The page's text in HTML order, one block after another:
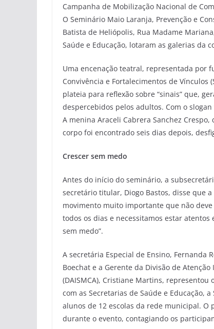
Campanha de Mobilização Nacional de
O Seminário Maio Laranja, Prevenção e
Batista de Heliópolis, Rua Madame
Saúde e Educação, lotaram as galerias da
Uma encenação teatral, representada por
Convivência e Fortalecimentos de Vínculos
plateia para reflexão sobre “sinais” que,
despercebidos pelos adultos. Com o
A menina Araceli Cabrera Sanchez
corpo foi encontrado seis dias depois,
Crescer sem medo
Antes do início do seminário, a
secretário titular, Diogo Bastos, disse que
movimento muito importante que não
todos os dias e necessitamos estar
sem medo”.
A secretária Especial de Ensino, Fernanda
Boechat e a Gerente da Divisão de
(DAISMCA), Cristiane Martins,
com as Secretarias de Saúde e Educação,
alunos de 12 escolas da rede municipal. O
durante o evento, contagiando os